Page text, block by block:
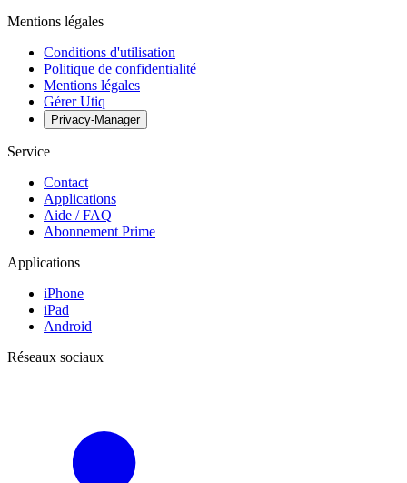
Mentions légales
Conditions d'utilisation
Politique de confidentialité
Mentions légales
Gérer Utiq
Privacy-Manager
Service
Contact
Applications
Aide / FAQ
Abonnement Prime
Applications
iPhone
iPad
Android
Réseaux sociaux